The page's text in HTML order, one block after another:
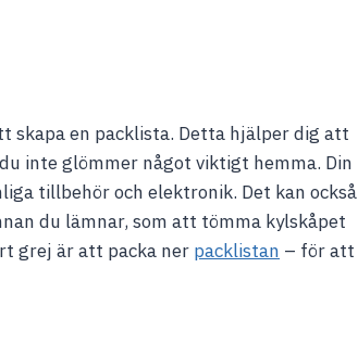
skapa en packlista. Detta hjälper dig att
inte glömmer något viktigt hemma. Din
tillbehör och elektronik. Det kan också
du lämnar, som att tömma kylskåpet
grej är att packa ner packlistan – för att